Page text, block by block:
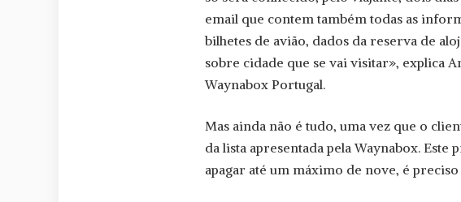
email que contem também todas as
bilhetes de avião, dados da reserva de
sobre cidade que se vai visitar», explica
Waynabox Portugal.
Mas ainda não é tudo, uma vez que o
da lista apresentada pela Waynabox.
apagar até um máximo de nove, é